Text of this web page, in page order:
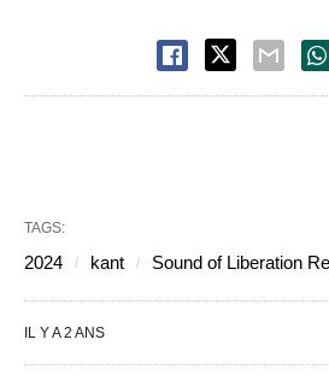
TAGS:
2024 kant Sound of Liberation
IL Y A 2 ANS